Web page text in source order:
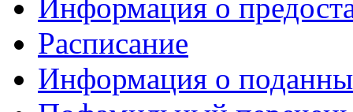
Информация о
Расписание
Информация о